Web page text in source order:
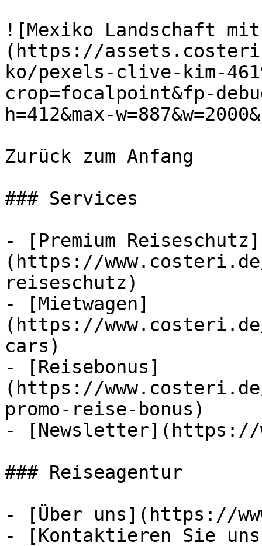
![Mexiko Landschaft
(https://
ko/pexels-clive-kim-
crop=focalpoint&fp-
h=412&max-
Zurück zum Anfang
### Services
- [Premium Reiseschutz]
(https://
reiseschutz)
- [Mietwagen]
(https://
cars)
- [Reisebonus]
(https://
promo-reise-bonus)
- [Newsletter](https://
### Reiseagentur
- [Über uns](https://
- [Kontaktieren Sie